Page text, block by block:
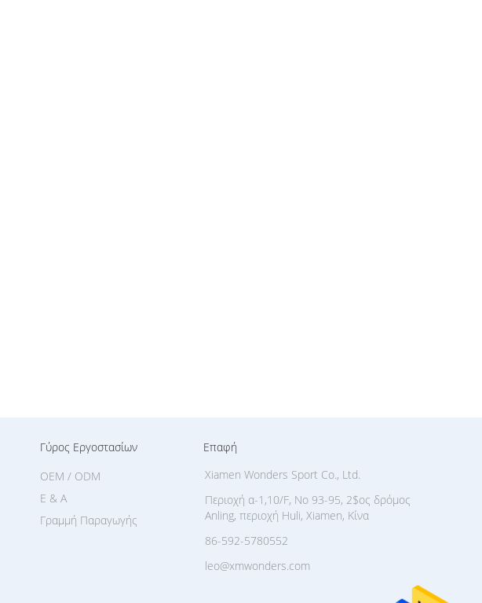
Γύρος Εργοστασίων
Γραμμή Παραγωγής
OEM / ODM
Ε & Α
Επαφή
Xiamen Wonders Sport Co., Ltd.
Περιοχή α-1,10/F, Νο 93-95, 2$ος δρόμος
Anling, περιοχή Huli, Xiamen, Κίνα
86-592-5780552
leo@xmwonders.com